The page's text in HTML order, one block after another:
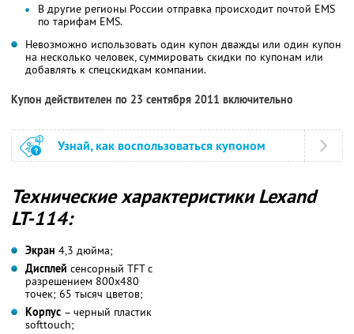
В другие регионы России отправка происходит почтой EMS
по тарифам EMS.
Невозможно использовать один купон дважды или один купон
на несколько человек, суммировать скидки по купонам или
добавлять к спецскидкам компании.
Купон действителен по 23 сентября 2011 включительно
Узнай, как воспользоваться купоном
Технические характеристики Lexand
LT-114:
Экран 4,3 дюйма;
Дисплей сенсорный TFT с
разрешением 800х480
точек; 65 тысяч цветов;
Корпус – черный пластик
softtouch;